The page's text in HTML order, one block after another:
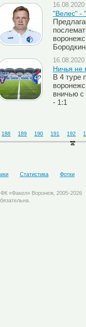
"Велес" -
Ничья не
В 4 туре
вничью
- 1:1
188 189 190 191 192
Статистика Фотки
«Факел» Воронеж, 2005-2026